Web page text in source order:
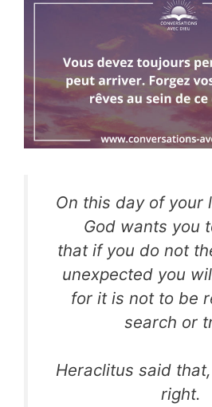
On this day of your
God wants you
that if you do not
unexpected you
for it is not to be
search or
Heraclitus said
right.